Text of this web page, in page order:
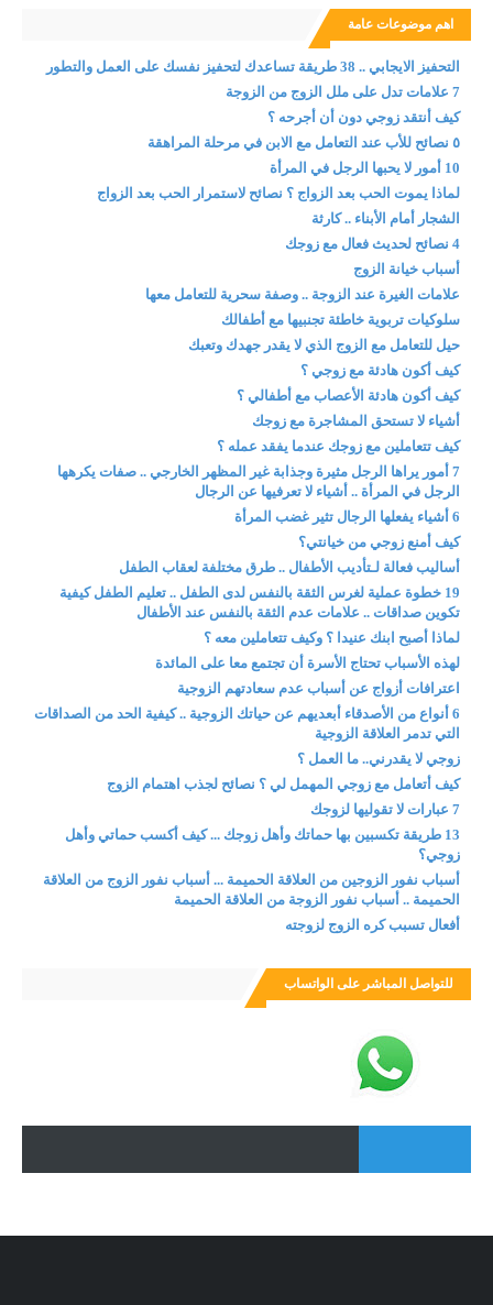
اهم موضوعات عامة
التحفيز الايجابي .. 38 طريقة تساعدك لتحفيز نفسك على العمل والتطور
7 علامات تدل على ملل الزوج من الزوجة
كيف أنتقد زوجي دون أن أجرحه ؟
٥ نصائح للأب عند التعامل مع الابن في مرحلة المراهقة
10 أمور لا يحبها الرجل في المرأة
لماذا يموت الحب بعد الزواج ؟ نصائح لاستمرار الحب بعد الزواج
الشجار أمام الأبناء .. كارثة
4 نصائح لحديث فعال مع زوجك
أسباب خيانة الزوج
علامات الغيرة عند الزوجة .. وصفة سحرية للتعامل معها
سلوكيات تربوية خاطئة تجنبيها مع أطفالك
حيل للتعامل مع الزوج الذي لا يقدر جهدك وتعبك
كيف أكون هادئة مع زوجي ؟
كيف أكون هادئة الأعصاب مع أطفالي ؟
أشياء لا تستحق المشاجرة مع زوجك
كيف تتعاملين مع زوجك عندما يفقد عمله ؟
7 أمور يراها الرجل مثيرة وجذابة غير المظهر الخارجي .. صفات يكرهها
الرجل في المرأة .. أشياء لا تعرفيها عن الرجال
6 أشياء يفعلها الرجال تثير غضب المرأة
كيف أمنع زوجي من خيانتي؟
أساليب فعالة لـتأديب الأطفال .. طرق مختلفة لعقاب الطفل
19 خطوة عملية لغرس الثقة بالنفس لدى الطفل .. تعليم الطفل كيفية
تكوين صداقات .. علامات عدم الثقة بالنفس عند الأطفال
لماذا أصبح ابنك عنيدا ؟ وكيف تتعاملين معه ؟
لهذه الأسباب تحتاج الأسرة أن تجتمع معا على المائدة
اعترافات أزواج عن أسباب عدم سعادتهم الزوجية
6 أنواع من الأصدقاء أبعديهم عن حياتك الزوجية .. كيفية الحد من الصداقات
التي تدمر العلاقة الزوجية
زوجي لا يقدرني.. ما العمل ؟
كيف أتعامل مع زوجي المهمل لي ؟ نصائح لجذب اهتمام الزوج
7 عبارات لا تقوليها لزوجك
13 طريقة تكسبين بها حماتك وأهل زوجك ... كيف أكسب حماتي وأهل
زوجي؟
أسباب نفور الزوجين من العلاقة الحميمة ... أسباب نفور الزوج من العلاقة
الحميمة .. أسباب نفور الزوجة من العلاقة الحميمة
أفعال تسبب كره الزوج لزوجته
للتواصل المباشر على الواتساب